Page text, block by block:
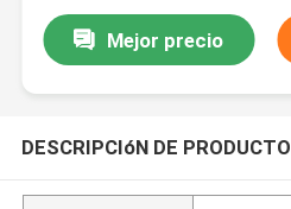
Mejor precio
DESCRIPCIóN DE PRODUCTO